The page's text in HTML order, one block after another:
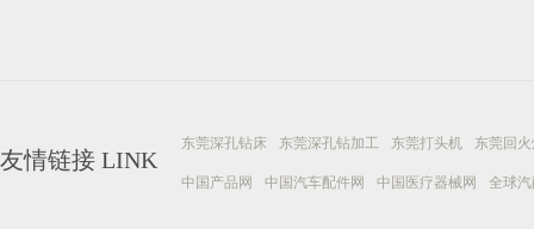
友情链接 LINK
东莞深孔钻床 东莞深孔钻加工 东莞打头机 东莞回
中国产品网 中国汽车配件网 中国医疗器械网 全球